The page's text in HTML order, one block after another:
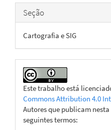
Seção
Cartografia e SIG
Este trabalho está
Commons Attribution 4.0
Autores que publicam
seguintes termos: